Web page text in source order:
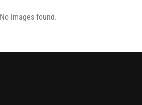
No images found.